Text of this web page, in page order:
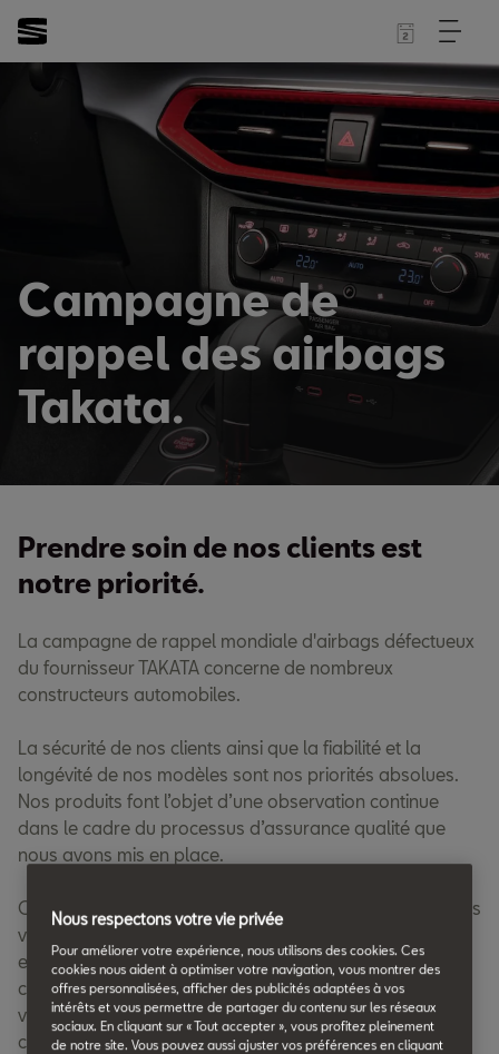
Campagne de
rappel des airbags
Takata.
Prendre soin de nos clients est
notre priorité.
La campagne de rappel mondiale d'airbags défectueux
du fournisseur TAKATA concerne de nombreux
constructeurs automobiles.
La sécurité de nos clients ainsi que la fiabilité et la
longévité de nos modèles sont nos priorités absolues.
Nos produits font l’objet d’une observation continue
dans le cadre du processus d’assurance qualité que
nous avons mis en place.
Chez SEAT ces airbags ont été installés sur des véhicules
vendus en France entre 2009 et 2018. Si votre véhicule
en est équipé, il est possible qu'avec le temps et
certaines influences climatiques (chaleur et humidité),
vos airbags deviennent dangereux et nécessitent d'être
changés ou réparés car ils pourraient augmenter le
Nous respectons votre vie privée
Pour améliorer votre expérience, nous utilisons des cookies. Ces
cookies nous aident à optimiser votre navigation, vous montrer des
offres personnalisées, afficher des publicités adaptées à vos
intérêts et vous permettre de partager du contenu sur les réseaux
sociaux. En cliquant sur « Tout accepter », vous profitez pleinement
de notre site. Vous pouvez aussi ajuster vos préférences en cliquant